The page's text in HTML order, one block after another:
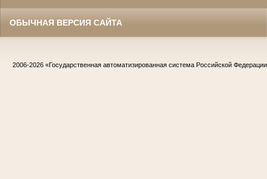
ОБЫЧНАЯ ВЕРСИЯ САЙТА
2006-2026 «Государственная автоматизированная система Российской